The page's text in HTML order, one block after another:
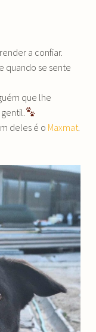
a confiar.
quando se sente
que lhe
deles é o Maxmat